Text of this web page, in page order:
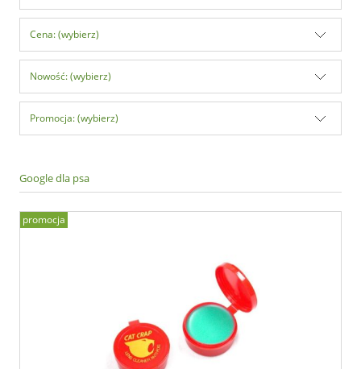
Cena: (wybierz)
Nowość: (wybierz)
Promocja: (wybierz)
Google dla psa
promocja